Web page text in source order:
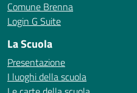
Comune Brenna
Login G Suite
La Scuola
Presentazione
I luoghi della scuola